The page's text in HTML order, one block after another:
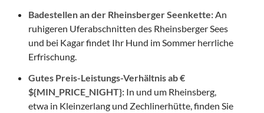
Badestellen an der Rheinsberger Seenkette:An
ruhigeren Uferabschnitten des Rheinsberger Sees
und bei Kagar findet Ihr Hund im Sommer herrliche
Erfrischung.
Gutes Preis-Leistungs-Verhältnis ab €
${MIN_PRICE_NIGHT}: In und um Rheinsberg,
etwa in Kleinzerlang und Zechlinerhütte, finden Sie